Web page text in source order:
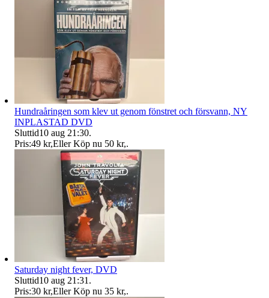
Hundraåringen som klev ut genom fönstret och försvann, NY
INPLASTAD DVD
Sluttid10 aug 21:30.
Pris:49 kr,Eller Köp nu 50 kr,.
Saturday night fever, DVD
Sluttid10 aug 21:31 .
Pris:30 kr,Eller Köp nu 35 kr,.